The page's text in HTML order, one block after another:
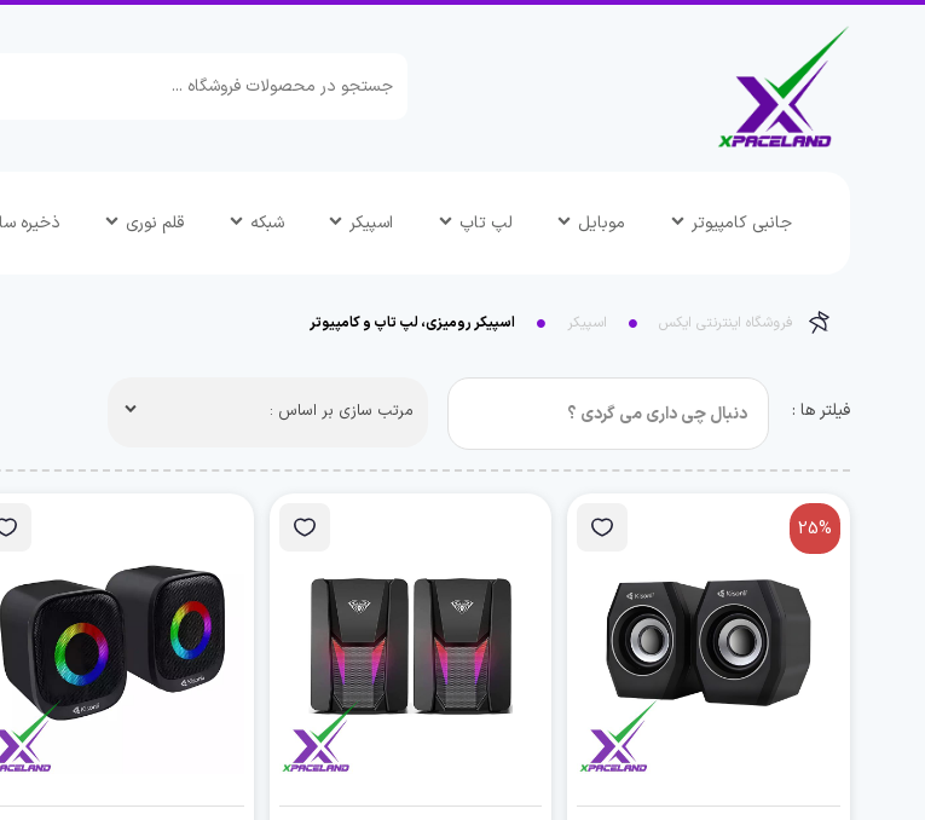
جانبی کامپیوتر موبایل لپ تاپ اسپیکر شبکه قلم نوری ذخیره
فروشگاه اینترنتی ایکس اسپیکر اسپیکر رومیزی، لپ تاپ و کامپیوتر
فیلتر ها : مرتب سازی بر اساس :
25%